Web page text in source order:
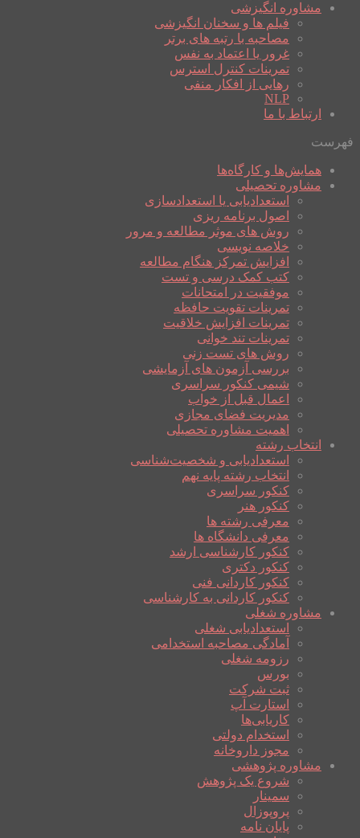
مشاوره انگیزشی
فیلم ها و سخنان انگیزشی
مصاحبه با رتبه های برتر
غرور یا اعتماد به نفس
تمرینات کنترل استرس
رهایی از افکار منفی
NLP
ارتباط با ما
فهرست
همایش‌ها و کارگاه‌ها
مشاوره تحصیلی
استعدادیابی یا استعدادسازی
اصول برنامه ریزی
روش های موثر مطالعه و مرور
خلاصه نویسی
افزایش تمرکز هنگام مطالعه
کتب کمک درسی و تست
موفقیت در امتحانات
تمرینات تقویت حافظه
تمرینات افزایش خلاقیت
تمرینات تند خوانی
روش های تست زنی
بررسی آزمون های آزمایشی
شیمی کنکور سراسری
اعمال قبل از خواب
مدیریت فضای مجازی
اهمیت مشاوره تحصیلی
انتخاب رشته
استعدادیابی و شخصیت‌شناسی
انتخاب رشته پایه نهم
کنکور سراسری
کنکور هنر
معرفی رشته ها
معرفی دانشگاه ها
کنکور کارشناسی ارشد
کنکور دکتری
کنکور کاردانی فنی
کنکور کاردانی به کارشناسی
مشاوره شغلی
استعدادیابی شغلی
آمادگی مصاحبه استخدامی
رزومه شغلی
بورس
ثبت شرکت
استارت آپ
کاریابی‌ها
استخدام دولتی
مجوز داروخانه
مشاوره پژوهشی
شروع یک پژوهش
سمینار
پروپوزال
پایان نامه